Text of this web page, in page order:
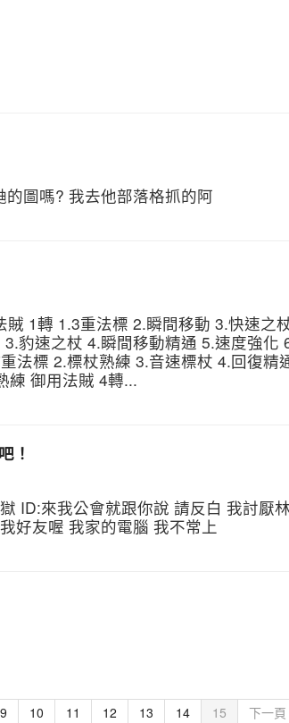
圖嗎? 我去他部落格抓的阿
1轉 1.3重法標 2.瞬間移動 3.快速之
豹速之杖 4.瞬間移動精通 5.速度強化
法標 2.標杖熟練 3.音速標杖 4.回復精
練 御用法賊 4轉...
！
ID:來我公會就跟你說 請反白 我討厭
好友喔 我家的電腦 我不常上
9 10 11 12 13 14 15 下一頁